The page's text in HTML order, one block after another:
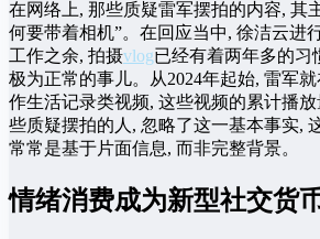
在网络上, 那些质疑雷军摆拍的内容, 其
何要带着相机”。在回应当中, 徐洁云进
工作之余, 拍摄vlog已经有着两年多的习
极为正常的事儿。从2024年起始, 雷军
作生活记录类视频, 这些视频的累计播
些质疑摆拍的人, 忽略了这一基本事实,
常常是基于片面信息, 而非完整背景。
情绪消费成为新型社交货